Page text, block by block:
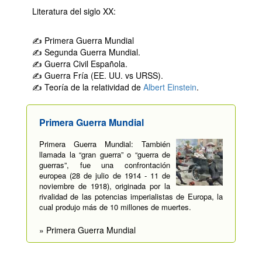
Literatura del siglo XX:
✍ Primera Guerra Mundial
✍ Segunda Guerra Mundial.
✍ Guerra Civil Española.
✍ Guerra Fría (EE. UU. vs URSS).
✍ Teoría de la relatividad de Albert Einstein.
Primera Guerra Mundial
Primera Guerra Mundial: También
llamada la “gran guerra” o “guerra de
guerras”, fue una confrontación
europea (28 de julio de 1914 - 11 de
noviembre de 1918), originada por la
rivalidad de las potencias imperialistas de Europa, la
cual produjo más de 10 millones de muertes.
» Primera Guerra Mundial